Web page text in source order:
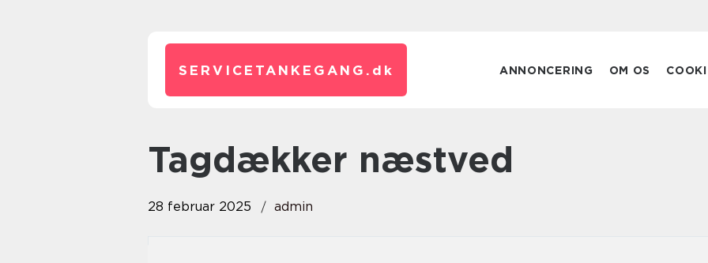
SERVICETANKEGANG. dk ANNONCERING OM OS
tagdækker næstved
28 februar 2025 admin